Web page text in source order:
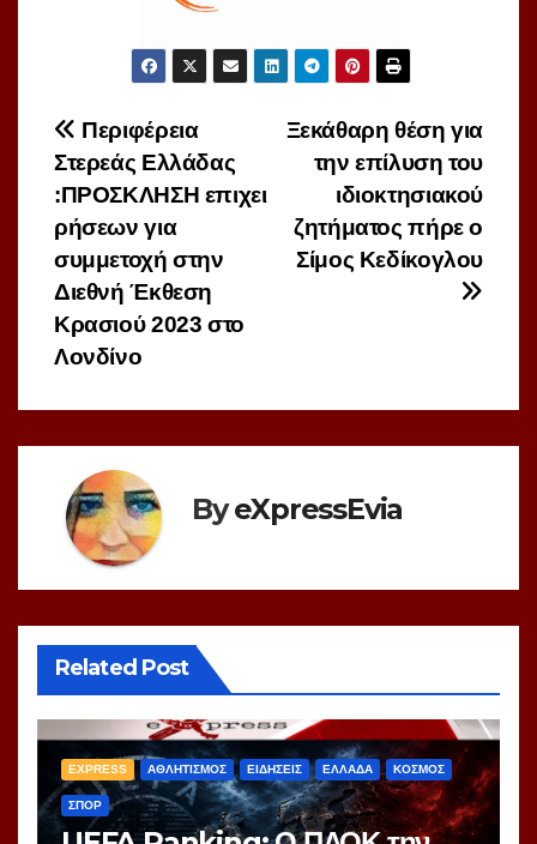
Πλοήγηση
άρθρων
Ξεκάθαρη θέση για
την επίλυση του
ιδιοκτησιακού
ζητήματος πήρε ο
Σίμος Κεδίκογλου
Περιφέρεια
Στερεάς Ελλάδας
:ΠΡΟΣΚΛΗΣΗ επιχει
ρήσεων για
συμμετοχή στην
Διεθνή Έκθεση
Κρασιού 2023 στο
Λονδίνο
ByeXpressEvia
Related Post
EXPRESS ΑΘΛΗΤΙΣΜΟΣ ΕΙΔΗΣΕΙΣ ΕΛΛΑΔΑ ΚΟΣΜΟΣ
ΣΠΟΡ